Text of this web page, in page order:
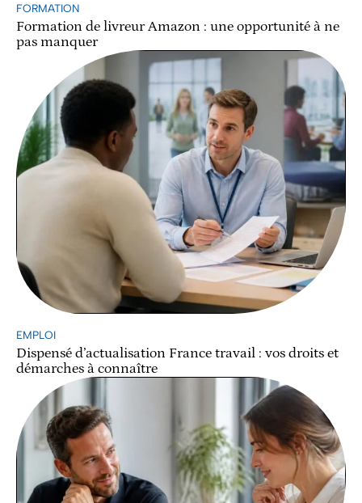
FORMATION
Formation de livreur Amazon : une opportunité à ne
pas manquer
EMPLOI
Dispensé d’actualisation France travail : vos droits et
démarches à connaître